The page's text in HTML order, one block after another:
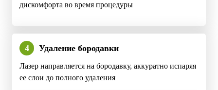
дискомфорта во время процедуры
4 Удаление бородавки
Лазер направляется на бородавку, аккуратно испаряя
ее слои до полного удаления